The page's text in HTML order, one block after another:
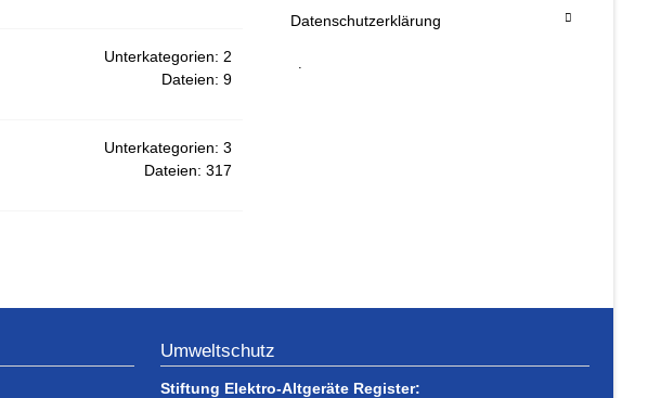
Unterkategorien: 2
Dateien: 9
Unterkategorien: 3
Dateien: 317
Datenschutzerklärung
Umweltschutz
Stiftung Elektro-Altgeräte Register: